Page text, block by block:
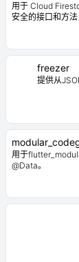
用于 Cloud
安全的接口和方法
freezer
提供从
用于
@Data。